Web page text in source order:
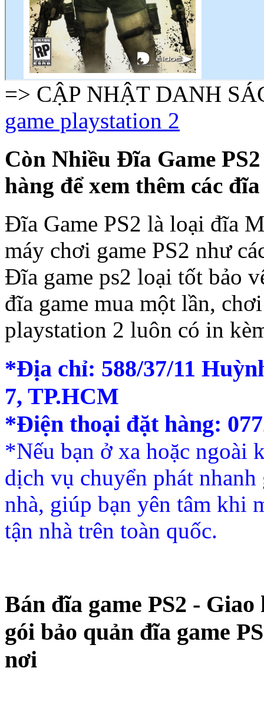
=> CẬP NHẬT DANH
game playstation 2
Còn Nhiều Đĩa Game
hàng để xem thêm các
Đĩa Game PS2 là loại đĩa
máy chơi game PS2 như
Đĩa game ps2 loại tốt bảo
đĩa game mua một lần,
playstation 2 luôn có in
*Địa chỉ: 588/37/11
7, TP.HCM
*Điện thoại đặt hàng:
*Nếu bạn ở xa hoặc ngoài
dịch vụ chuyển phát
nhà, giúp bạn yên tâm khi
tận nhà trên toàn quốc.
Bán đĩa game PS2 -
gói bảo quản đĩa game
nơi